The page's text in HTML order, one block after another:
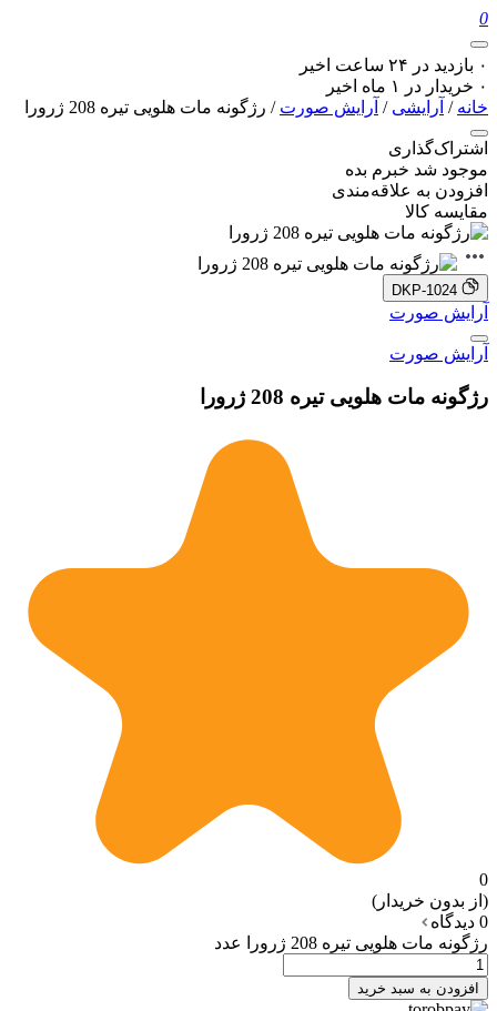
0
۰ بازدید در ۲۴ ساعت اخیر
۰ خریدار در ۱ ماه اخیر
خانه / آرایشی / آرایش صورت / رژگونه مات هلویی تیره 208 ژرورا
اشتراک‌گذاری
موجود شد خبرم بده
افزودن به علاقه‌مندی
مقایسه کالا
DKP-1024
آرایش صورت
آرایش صورت
رژگونه مات هلویی تیره 208 ژرورا
0
(از بدون خریدار)
0 دیدگاه
رژگونه مات هلویی تیره 208 ژرورا عدد
افزودن به سبد خرید